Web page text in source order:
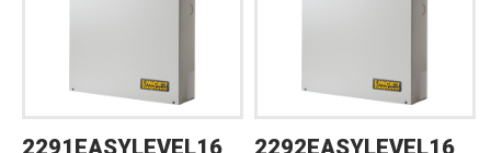
2291EASYLEVEL16
2292EASYLEVEL16